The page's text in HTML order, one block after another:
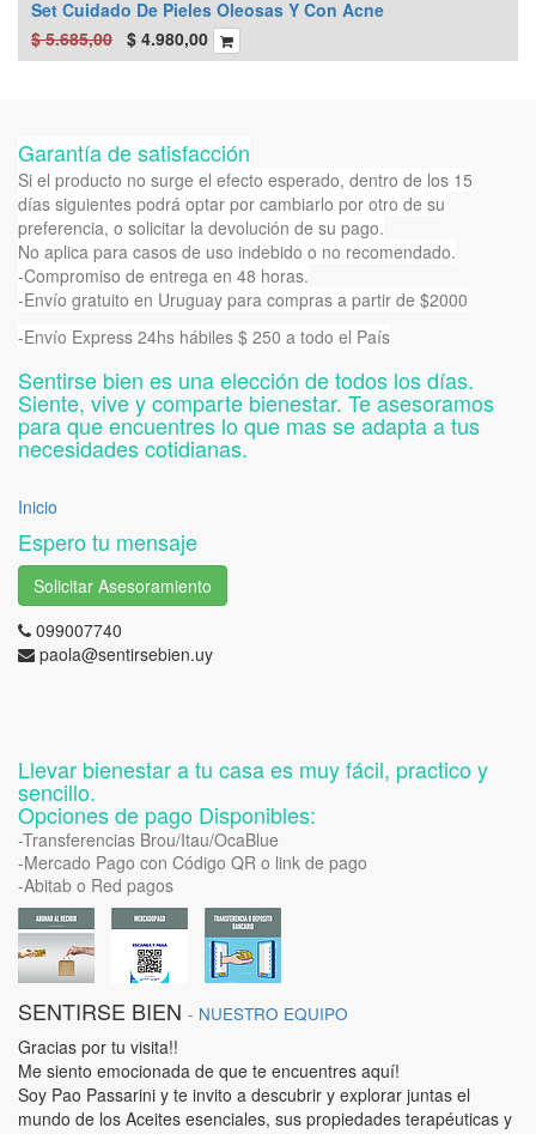
Set Cuidado De Pieles Oleosas Y Con Acne
$5.685,00 $ 4.980,00
Garantía de satisfacción
Si el producto no surge el efecto esperado, dentro de los 15
días siguientes podrá optar por cambiarlo por otro de su
preferencia, o solicitar la devolución de su pago.
No aplica para casos de uso indebido o no recomendado.
-Compromiso de entrega en 48 horas.
-Envío gratuito en Uruguay para compras a partir de $2000
-Envío Express 24hs hábiles $ 250 a todo el País
Sentirse bien es una elección de todos los días.
Siente, vive y comparte bienestar. Te asesoramos
para que encuentres lo que mas se adapta a tus
necesidades cotidianas.
Inicio
Espero tu mensaje
Solicitar Asesoramiento
099007740
paola@sentirsebien.uy
Llevar bienestar a tu casa es muy fácil, practico y
sencillo.
Opciones de pago Disponibles:
-Transferencias Brou/Itau/OcaBlue
-Mercado Pago con Código QR o link de pago
-Abitab o Red pagos
SENTIRSE BIEN - NUESTRO EQUIPO
Gracias por tu visita!!
Me siento emocionada de que te encuentres aquí!
Soy Pao Passarini y te invito a descubrir y explorar juntas el
mundo de los Aceites esenciales, sus propiedades terapéuticas y